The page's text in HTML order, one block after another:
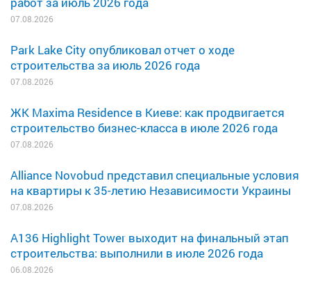
07.08.2026
Park Lake City опубликовал отчет о ходе
строительства за июль 2026 года
07.08.2026
ЖК Maxima Residence в Киеве: как продвигается
строительство бизнес-класса в июле 2026 года
07.08.2026
Alliance Novobud представил специальные условия
на квартиры к 35-летию Независимости Украины
07.08.2026
A136 Highlight Tower выходит на финальный этап
строительства: выполнили в июле 2026 года
06.08.2026